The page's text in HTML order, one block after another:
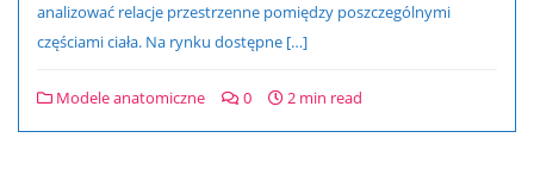
analizować relacje przestrzenne pomiędzy poszczególnymi
częściami ciała. Na rynku dostępne […]
Modele anatomiczne 0 2 min read